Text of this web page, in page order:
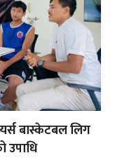
बास्केटबल लिग
उपाधि